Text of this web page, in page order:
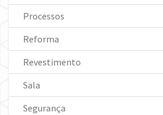
Processos
Reforma
Revestimento
Sala
Segurança